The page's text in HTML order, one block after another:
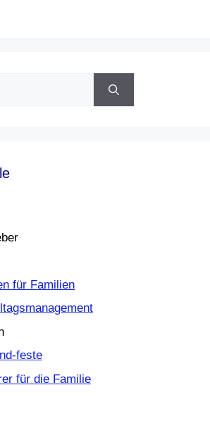
für Familien
feste
für die Familie